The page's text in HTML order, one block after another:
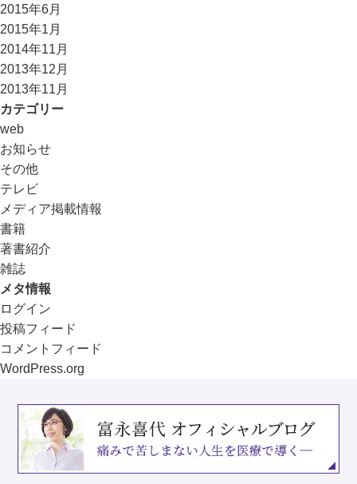
2015年6月
2015年1月
2014年11月
2013年12月
2013年11月
カテゴリー
web
お知らせ
その他
テレビ
メディア掲載情報
書籍
著書紹介
雑誌
メタ情報
ログイン
投稿フィード
コメントフィード
WordPress.org